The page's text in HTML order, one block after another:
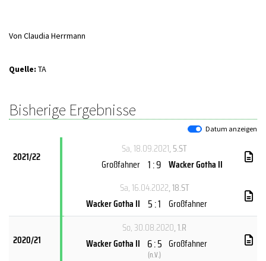
Von Claudia Herrmann
Quelle: TA
Bisherige Ergebnisse
Datum anzeigen
2021/22
Sa, 18.09.2021, 5.ST
Großfahner 1 : 9 Wacker Gotha II
Sa, 16.04.2022, 18.ST
Wacker Gotha II 5 : 1 Großfahner
2020/21
So, 30.08.2020, 1.R
Wacker Gotha II 6 : 5
(n.V.)
Großfahner